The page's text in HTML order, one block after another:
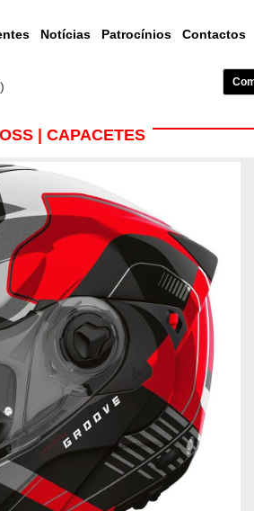
Notícias Patrocínios Contactos
)
| CAPACETES